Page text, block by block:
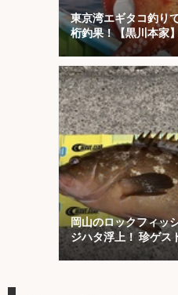
東京湾エギタコ釣り
桁釣果！【黒川本家
期待か
岡山のロックフィッ
ジハタ浮上！ 珍ゲス
発